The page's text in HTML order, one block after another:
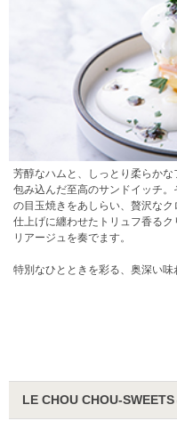
芳醇なハムと、しっとり柔らか
包み込んだ至高のサンドイッチ
の目玉焼きをあしらい、贅沢なク
仕上げに纏わせたトリュフ香る
リアージュを奏でます。
特別なひとときを彩る、奥深い味
LE CHOU CHOU-